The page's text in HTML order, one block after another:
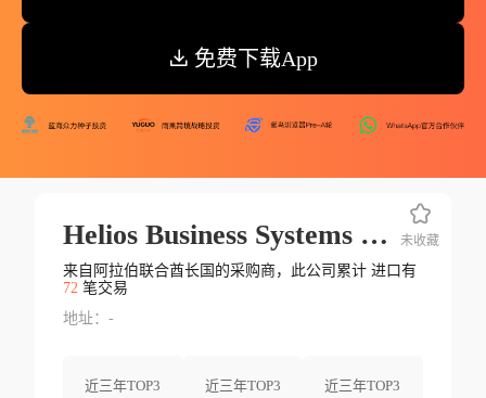
免费下载App
Helios Business Systems Llc
来自阿拉伯联合酋长国的采购商，此公司累计 进口有
72笔交易
地址：-
近三年TOP3
近三年TOP3
近三年TOP3
未收藏